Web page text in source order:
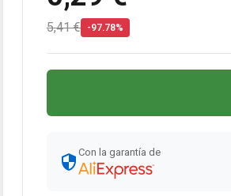
5,41 € -97.78%
Con la garantía de